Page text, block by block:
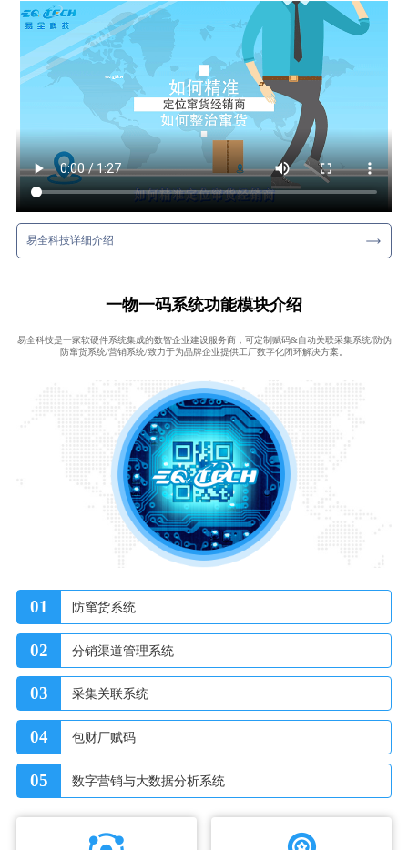
易全科技详细介绍
一物一码系统功能模块介绍
易全科技是一家软硬件系统集成的数智企业建设服务商，可定制赋码&自动关联采集系统/防伪
防窜货系统/营销系统/致力于为品牌企业提供工厂数字化闭环解决方案。
01 防窜货系统
02 分销渠道管理系统
03 采集关联系统
04 包财厂赋码
05 数字营销与大数据分析系统